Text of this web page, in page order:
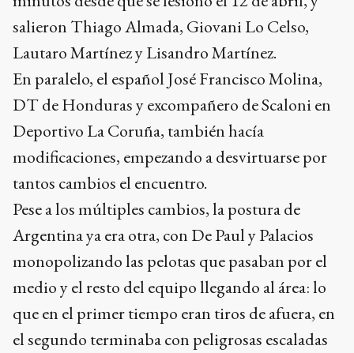
salieron Thiago Almada, Giovani Lo Celso,
Lautaro Martínez y Lisandro Martínez.
En paralelo, el español José Francisco Molina,
DT de Honduras y excompañero de Scaloni en
Deportivo La Coruña, también hacía
modificaciones, empezando a desvirtuarse por
tantos cambios el encuentro.
Pese a los múltiples cambios, la postura de
Argentina ya era otra, con De Paul y Palacios
monopolizando las pelotas que pasaban por el
medio y el resto del equipo llegando al área: lo
que en el primer tiempo eran tiros de afuera, en
el segundo terminaba con peligrosas escaladas